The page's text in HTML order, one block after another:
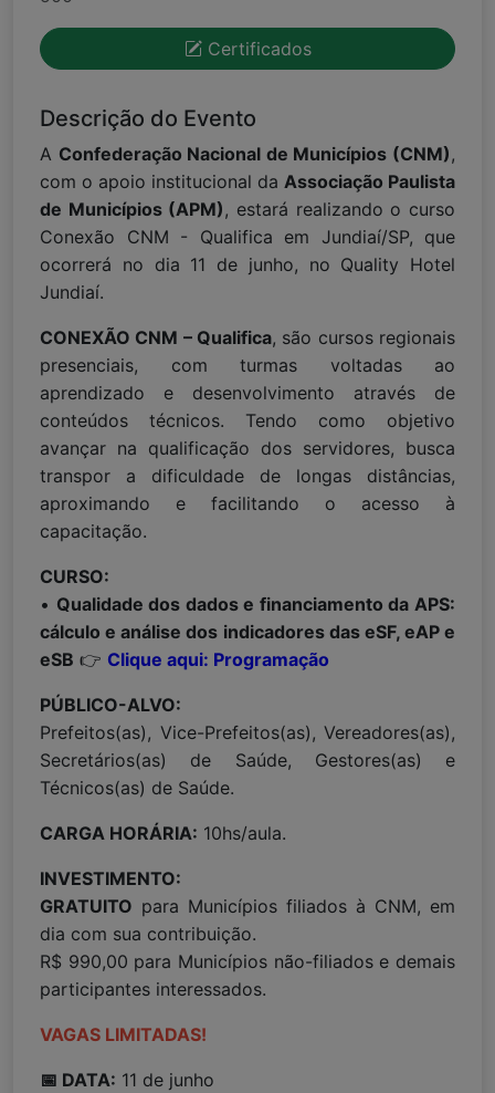
Certificados
Descrição do Evento
A Confederação Nacional de Municípios (CNM),
com o apoio institucional da Associação Paulista
de Municípios (APM), estará realizando o curso
Conexão CNM - Qualifica em Jundiaí/SP, que
ocorrerá no dia 11 de junho, no Quality Hotel
Jundiaí.
CONEXÃO CNM – Qualifica, são cursos regionais
presenciais, com turmas voltadas ao
aprendizado e desenvolvimento através de
conteúdos técnicos. Tendo como objetivo
avançar na qualificação dos servidores, busca
transpor a dificuldade de longas distâncias,
aproximando e facilitando o acesso à
capacitação.
CURSO:
• Qualidade dos dados e financiamento da APS:
cálculo e análise dos indicadores das eSF, eAP e
eSB 👉 Clique aqui: Programação
PÚBLICO-ALVO:
Prefeitos(as), Vice-Prefeitos(as), Vereadores(as),
Secretários(as) de Saúde, Gestores(as) e
Técnicos(as) de Saúde.
CARGA HORÁRIA: 10hs/aula.
INVESTIMENTO:
GRATUITO para Municípios filiados à CNM, em
dia com sua contribuição.
R$ 990,00 para Municípios não-filiados e demais
participantes interessados.
VAGAS LIMITADAS!
📅 DATA: 11 de junho